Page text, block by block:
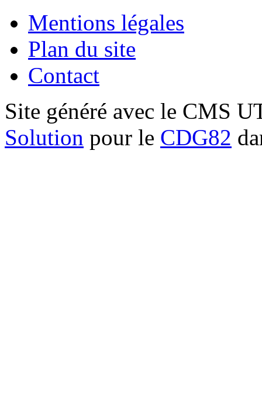
Mentions légales
Plan du site
Contact
Site généré avec le CMS
Solution pour le CDG82